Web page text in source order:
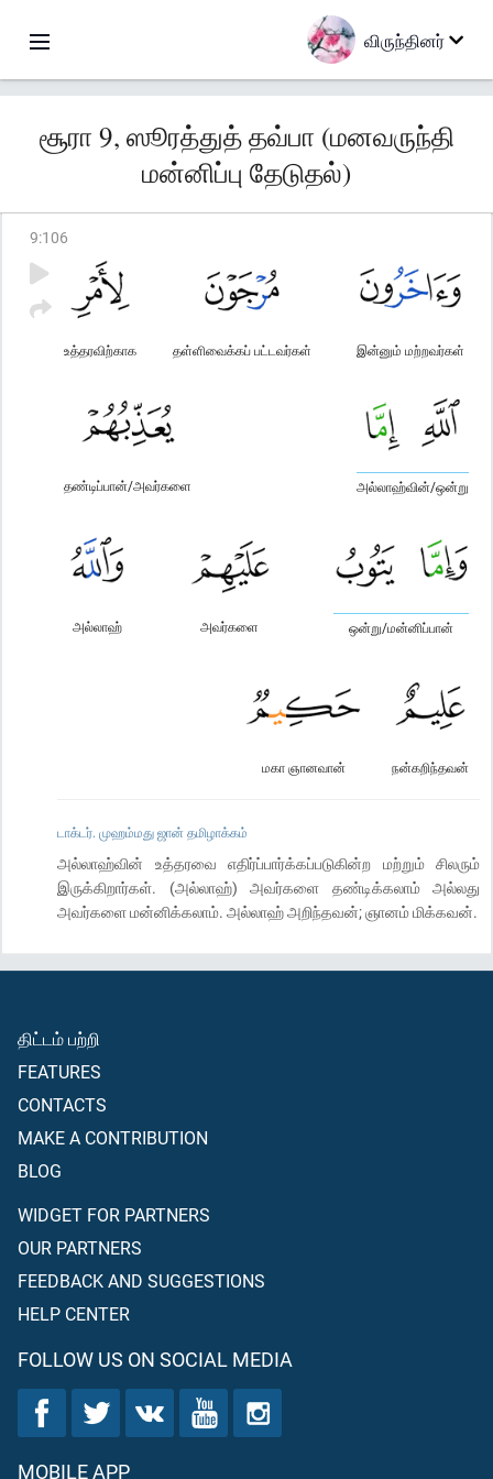
விருந்தினர்
சூரா 9, ஸூரத்துத் தவ்பா (மனவருந்தி
மன்னிப்பு தேடுதல்)
9:106
இன்னும் மற்றவர்கள்
தள்ளிவைக்கப் பட்டவர்கள்
உத்தரவிற்காக
அல்லாஹ்வின்/ஒன்று
தண்டிப்பான்/அவர்களை
ஒன்று/மன்னிப்பான்
அவர்களை
அல்லாஹ்
நன்கறிந்தவன்
மகா ஞானவான்
டாக்டர். முஹம்மது ஜான் தமிழாக்கம்
அல்லாஹ்வின் உத்தரவை எதிர்ப்பார்க்கப்படுகின்ற மற்றும் சிலரும்
இருக்கிறார்கள். (அல்லாஹ்) அவர்களை தண்டிக்கலாம் அல்லது
அவர்களை மன்னிக்கலாம். அல்லாஹ் அறிந்தவன்; ஞானம் மிக்கவன்.
திட்டம் பற்றி
FEATURES
CONTACTS
MAKE A CONTRIBUTION
BLOG
WIDGET FOR PARTNERS
OUR PARTNERS
FEEDBACK AND SUGGESTIONS
HELP CENTER
FOLLOW US ON SOCIAL MEDIA
MOBILE APP